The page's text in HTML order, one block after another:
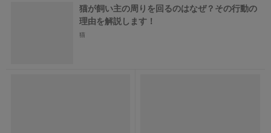
猫が飼い主の周りを回るのはなぜ？その行動の
理由を解説します！
猫